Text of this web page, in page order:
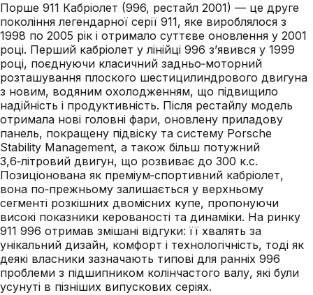
Порше 911 Кабріолет (996, рестайл 2001) — це друге
покоління легендарної серії 911, яке вироблялося з
1998 по 2005 рік і отримало суттєве оновлення у 2001
році. Перший кабріолет у лінійці 996 з’явився у 1999
році, поєднуючи класичний задньо‑моторний
розташування плоского шестицилиндрового двигуна
з новим, водяним охолодженням, що підвищило
надійність і продуктивність. Після рестайлу модель
отримала нові головні фари, оновлену приладову
панель, покращену підвіску та систему Porsche
Stability Management, а також більш потужний
3,6‑літровий двигун, що розвиває до 300 к.с.
Позиціонована як преміум‑спортивний кабріолет,
вона по‑прежньому залишається у верхньому
сегменті розкішних двомісних купе, пропонуючи
високі показники керованості та динаміки. На ринку
911 996 отримав змішані відгуки: її хвалять за
унікальний дизайн, комфорт і технологічність, тоді як
деякі власники зазначають типові для ранніх 996
проблеми з підшипником колінчастого валу, які були
усунуті в пізніших випускових серіях.